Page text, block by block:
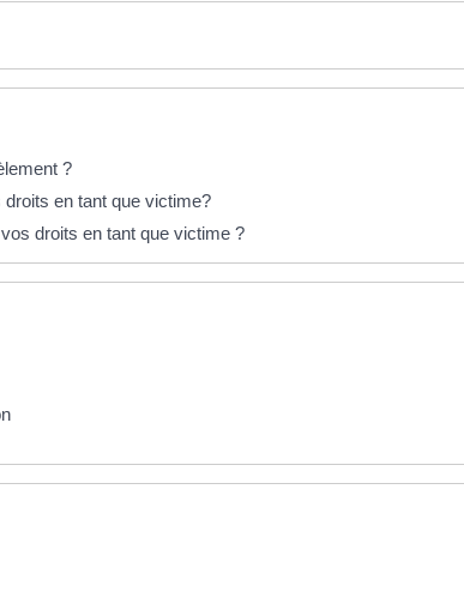
?
en tant que victime?
droits en tant que victime ?